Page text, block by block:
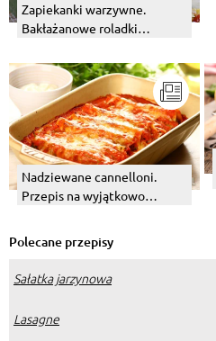
Zapiekanki warzywne.
Bakłażanowe roladki
pomidorowym.
Nadziewane cannelloni.
Przepis na wyjątkowo
Polecane przepisy
Sałatka jarzynowa
Lasagne